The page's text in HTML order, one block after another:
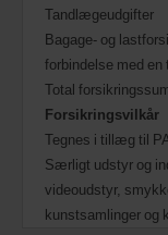
Tandlægeudgifter
Bagage- og
forbindelse med
Total
Forsikringsvilkår
Tegnes i tillæg til
Særligt udstyr og
videoudstyr,
kunstsamlinger og